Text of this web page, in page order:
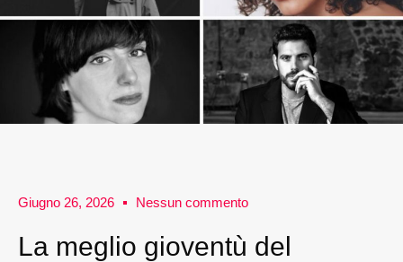
Giugno 26, 2026 Nessun commento
La meglio gioventù del